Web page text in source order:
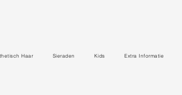
Haar Sieraden Kids Extra Informatie